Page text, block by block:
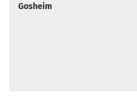
Gosheim